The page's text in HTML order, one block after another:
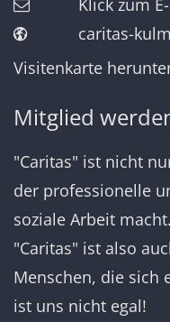
Klick zum
caritas-
Visitenkarte
Mitglied
"Caritas" ist nicht
der professionelle
soziale Arbeit macht.
"Caritas" ist also
Menschen, die sich
ist uns nicht egal!